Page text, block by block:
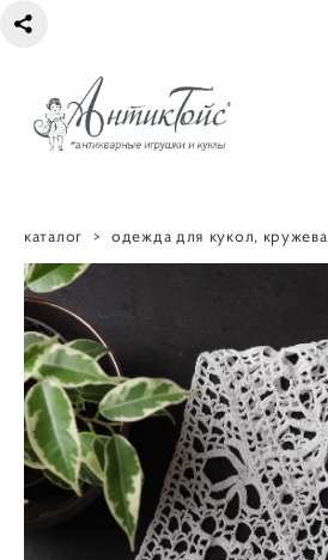
каталог > одежда для кукол, кружева